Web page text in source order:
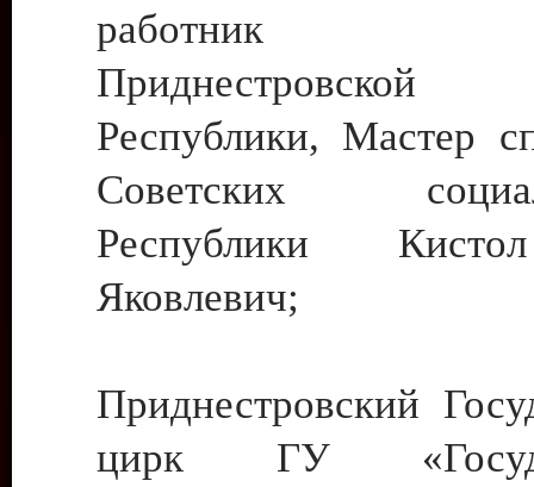
работник
Приднестровской
Республики, Мастер
Советских
Республики
Яковлевич;
Приднестровский
цирк ГУ